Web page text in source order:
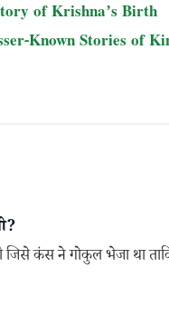
of Krishna’s Birth
Known Stories of
जिसे कंस ने गोकुल भेजा था